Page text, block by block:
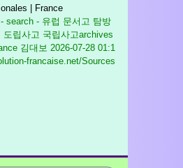
| France
search - 유럽 문서고 탐방
도립사고 국립사고archives
김대보 2026-07-28 01:1
francaise.net/Sources